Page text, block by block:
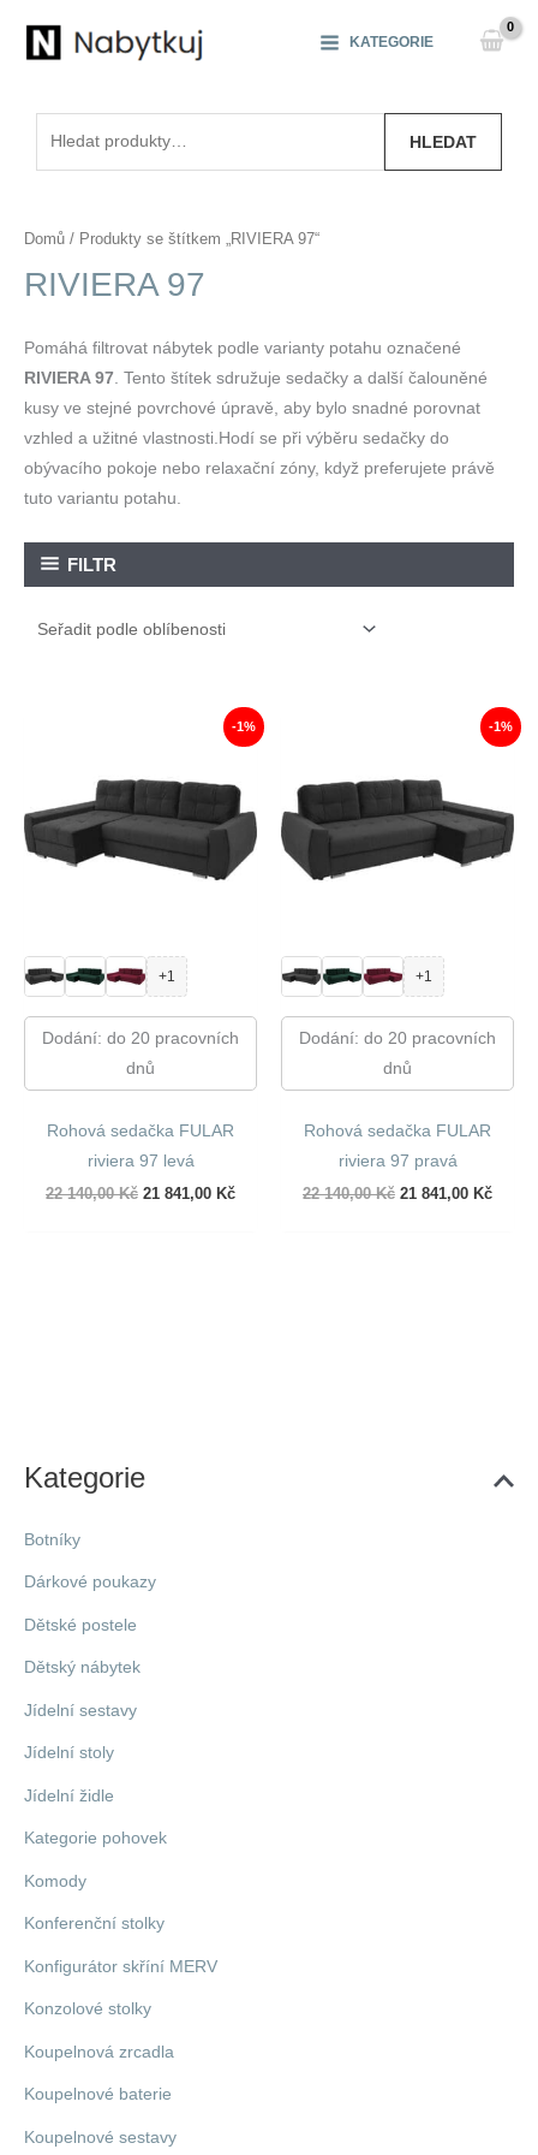
KATEGORIE
HLEDAT
Kategorie
Botníky
Dárkové poukazy
Dětské postele
Dětský nábytek
Jídelní sestavy
Jídelní stoly
Jídelní židle
Kategorie pohovek
Komody
Konferenční stolky
Konfigurátor skříní MERV
Konzolové stolky
Koupelnová zrcadla
Koupelnové baterie
Koupelnové sestavy
Domů / Produkty se štítkem „RIVIERA 97“
RIVIERA 97
Pomáhá filtrovat nábytek podle varianty potahu označené
RIVIERA 97 . Tento štítek sdružuje sedačky a další čalouněné
kusy ve stejné povrchové úpravě, aby bylo snadné porovnat
vzhled a užitné vlastnosti.Hodí se při výběru sedačky do
obývacího pokoje nebo relaxační zóny, když preferujete právě
tuto variantu potahu.
FILTR
-1%
+1
Dodání: do 20 pracovních
dnů
Rohová sedačka FULAR
riviera 97 levá
22 140,00Kč Původní
21 841,00 KčAktuální
-1%
+1
Dodání: do 20 pracovních
dnů
Rohová sedačka FULAR
riviera 97 pravá
22 140,00Kč Původní
21 841,00 Kč